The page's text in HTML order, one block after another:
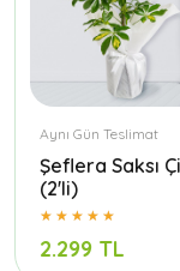
Aynı Gün Teslimat
Şeflera Saksı
(2'li)
2.299 TL